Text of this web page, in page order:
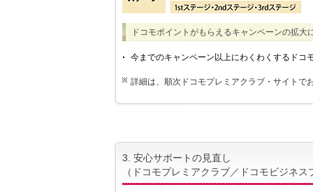
ドコモポイントがもらえるキャンペーンの拡大
今までのキャンペーン以上にわくわくするドコ
詳細は、順次ドコモプレミアクラブ・サイトで
3. 安心サポートの見直し
（ドコモプレミアクラブ／ドコモビジネ